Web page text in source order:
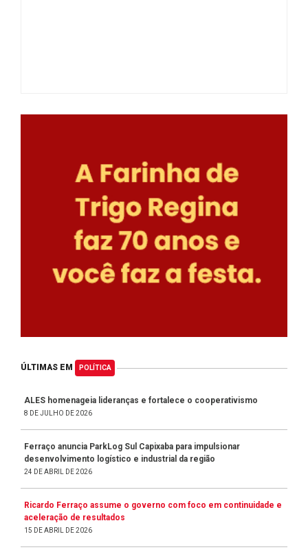
ÚLTIMAS EM POLÍTICA
ALES homenageia lideranças e fortalece o cooperativismo
8 DE JULHO DE 2026
Ferraço anuncia ParkLog Sul Capixaba para impulsionar
desenvolvimento logístico e industrial da região
24 DE ABRIL DE 2026
Ricardo Ferraço assume o governo com foco em continuidade e
aceleração de resultados
15 DE ABRIL DE 2026